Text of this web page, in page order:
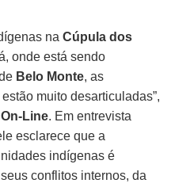
naCúpula dos
onde está sendo
Belo Monte, as
muito desarticuladas”,
On-Line. Em entrevista
esclarece que a
indígenas é
conflitos internos, da